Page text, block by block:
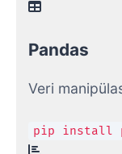
Pandas
Veri
pip install